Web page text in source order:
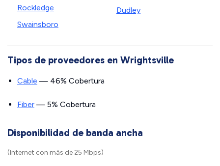
Rockledge
Swainsboro
Dudley
Tipos de proveedores en Wrightsville
Cable — 46% Cobertura
Fiber — 5% Cobertura
Disponibilidad de banda ancha
(Internet con más de 25 Mbps)